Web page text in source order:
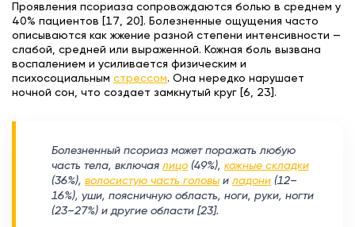
Проявления псориаза сопровождаются болью в среднем у
40% пациентов [17, 20]. Болезненные ощущения часто
описываются как жжение разной степени интенсивности —
слабой, средней или выраженной. Кожная боль вызвана
воспалением и усиливается физическим и
психосоциальным стрессом. Она нередко нарушает
ночной сон, что создает замкнутый круг [6, 23].
Болезненный псориаз может поражать любую
часть тела, включая лицо (49%), кожные складки
(36%), волосистую часть головы и ладони (12–
16%), уши, поясничную область, ноги, руки, ногти
(23–27%) и другие области [23].